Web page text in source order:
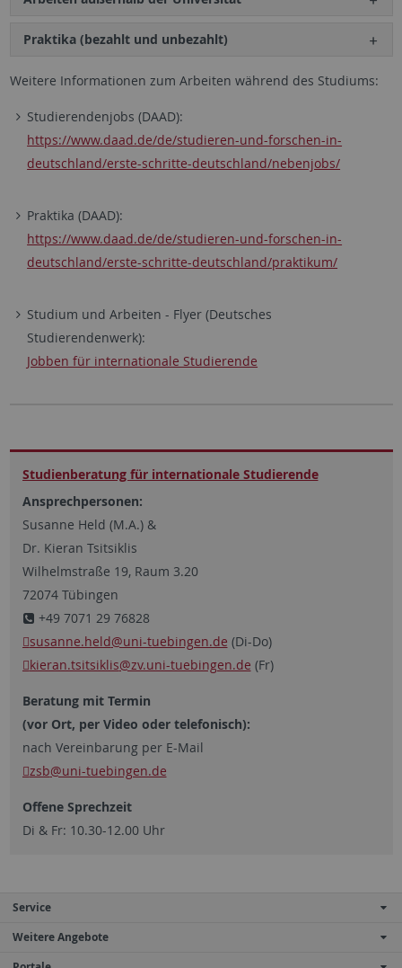
Praktika (bezahlt und unbezahlt)
Weitere Informationen zum Arbeiten während des Studiums:
Studierendenjobs (DAAD):
https://www.daad.de/de/studieren-und-forschen-in-
deutschland/erste-schritte-deutschland/nebenjobs/
Praktika (DAAD):
https://www.daad.de/de/studieren-und-forschen-in-
deutschland/erste-schritte-deutschland/praktikum/
Studium und Arbeiten - Flyer (Deutsches
Studierendenwerk):
Jobben für internationale Studierende
Studien­beratung für inter­nationale Studierende
Ansprechpersonen:
Susanne Held (M.A.) &
Dr. Kieran Tsitsiklis
Wilhelmstraße 19, Raum 3.20
72074 Tübingen
+49 7071 29 76828
susanne.held@uni-tuebingen.de (Di-Do)
kieran.tsitsiklis@zv.uni-tuebingen.de (Fr)
Beratung mit Termin
(vor Ort, per Video oder telefonisch):
nach Vereinbarung per E-Mail
zsb@uni-tuebingen.de
Offene Sprechzeit
Di & Fr: 10.30-12.00 Uhr
Service
Weitere Angebote